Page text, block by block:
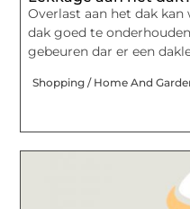
Overlast aan het dak
dak goed te
gebeuren dar er een
Shopping / Home And